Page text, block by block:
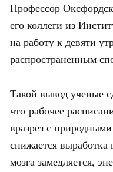
Профессор
его коллеги из
на работу к девяти
распространенным
Такой вывод ученые
что рабочее
вразрез с
снижается выработка
мозга замедляется,